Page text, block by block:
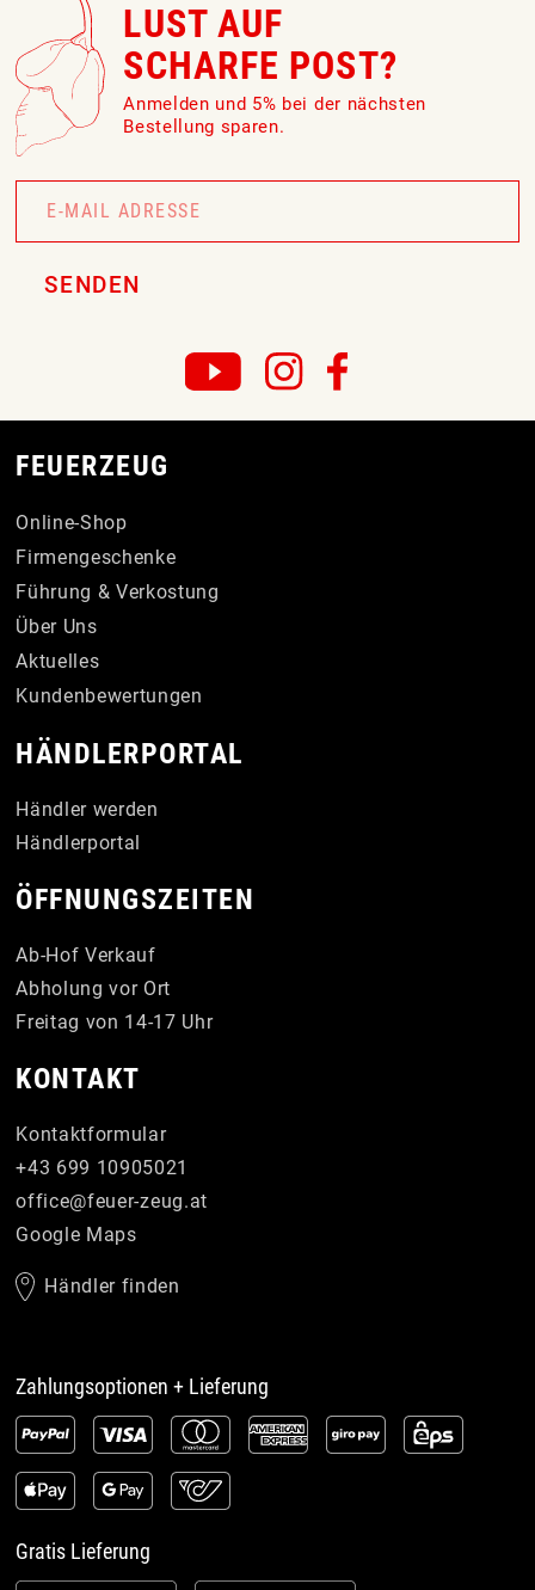
LUST AUF
SCHARFE POST?
Anmelden und 5% bei der nächsten
Bestellung sparen.
Newsletter
Signup
SENDEN
FEUERZEUG
Online-Shop
Firmengeschenke
Führung & Verkostung
Über Uns
Aktuelles
Kundenbewertungen
HÄNDLERPORTAL
Händler werden
Händlerportal
ÖFFNUNGSZEITEN
Ab-Hof Verkauf
Abholung vor Ort
Freitag von 14-17 Uhr
KONTAKT
Kontaktformular
+43 699 10905021
office@feuer-zeug.at
Google Maps
Händler finden
Zahlungsoptionen + Lieferung
Gratis Lieferung